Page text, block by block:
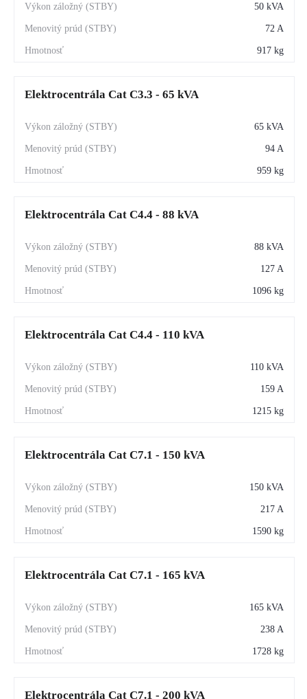
50 kVA
72 A
917 kg
Elektrocentrála Cat C3.3 - 65 kVA
65 kVA
94 A
959 kg
Elektrocentrála Cat C4.4 - 88 kVA
88 kVA
127 A
1096 kg
Elektrocentrála Cat C4.4 - 110 kVA
110 kVA
159 A
1215 kg
Elektrocentrála Cat C7.1 - 150 kVA
150 kVA
217 A
1590 kg
Elektrocentrála Cat C7.1 - 165 kVA
165 kVA
238 A
1728 kg
Elektrocentrála Cat C7.1 - 200 kVA